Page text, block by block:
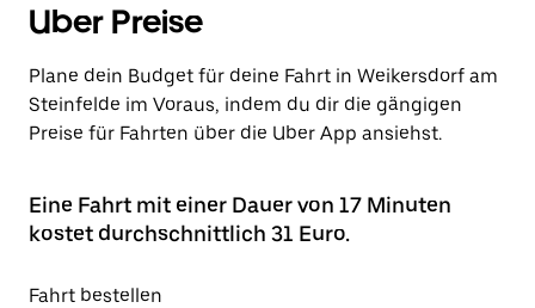
Uber Preise
Plane dein Budget für deine Fahrt in Weikersdorf am
Steinfelde im Voraus, indem du dir die gängigen
Preise für Fahrten über die Uber App ansiehst.
Eine Fahrt mit einer Dauer von 17 Minuten
kostet durchschnittlich 31 Euro.
Fahrt bestellen